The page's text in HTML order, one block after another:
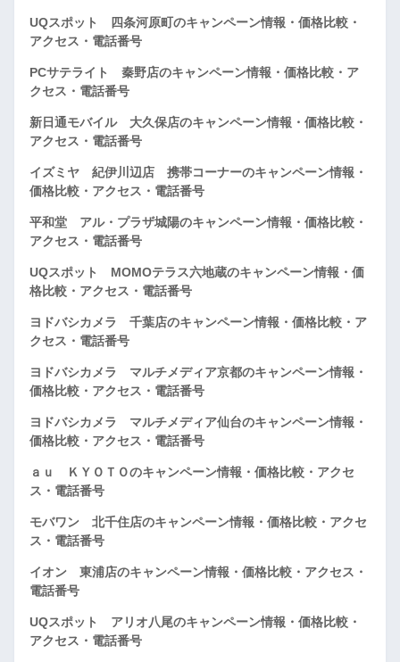
UQスポット 四条河原町のキャンペーン情報・価格比較・
アクセス・電話番号
PCサテライト 秦野店のキャンペーン情報・価格比較・ア
クセス・電話番号
新日通モバイル 大久保店のキャンペーン情報・価格比較・
アクセス・電話番号
イズミヤ 紀伊川辺店 携帯コーナーのキャンペーン情報・
価格比較・アクセス・電話番号
平和堂 アル・プラザ城陽のキャンペーン情報・価格比較・
アクセス・電話番号
UQスポット MOMOテラス六地蔵のキャンペーン情報・価
格比較・アクセス・電話番号
ヨドバシカメラ 千葉店のキャンペーン情報・価格比較・ア
クセス・電話番号
ヨドバシカメラ マルチメディア京都のキャンペーン情報・
価格比較・アクセス・電話番号
ヨドバシカメラ マルチメディア仙台のキャンペーン情報・
価格比較・アクセス・電話番号
ａｕ ＫＹＯＴＯのキャンペーン情報・価格比較・アクセ
ス・電話番号
モバワン 北千住店のキャンペーン情報・価格比較・アクセ
ス・電話番号
イオン 東浦店のキャンペーン情報・価格比較・アクセス・
電話番号
UQスポット アリオ八尾のキャンペーン情報・価格比較・
アクセス・電話番号